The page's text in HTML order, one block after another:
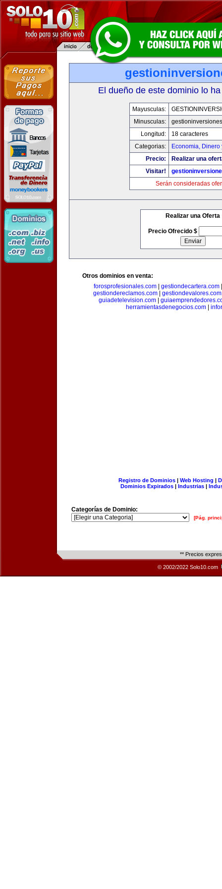
El dueño de este dominio lo
Mayusculas:
Minusculas:
Longitud:
18 caracteres
Categorias:
Economia, Dinero
Precio:
Realizar una
Visitar!
Serán consideradas
Realizar una Oferta
Precio Ofrecido $
Otros dominios en venta:
forosprofesionales.com
gestiondecartera.com
gestiondereclamos.com| gestiondevalores.com
guiadetelevision.com
herramientasdenegocios.com
Registro de Dominios| Web Hosting |
Dominios Expirados | Industrias |
Categorías de Dominio:
[Pág.
** Precios
© 2002/2022 Solo10.com